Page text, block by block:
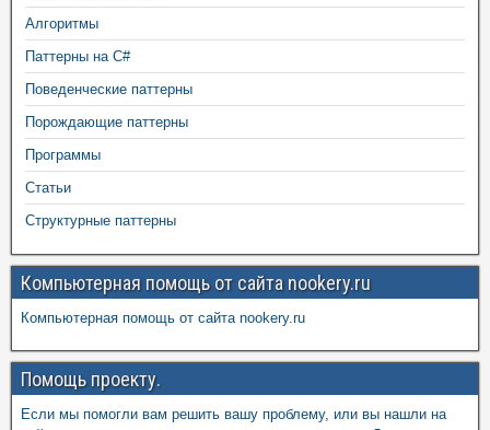
Алгоритмы
Паттерны на C#
Поведенческие паттерны
Порождающие паттерны
Программы
Статьи
Структурные паттерны
Компьютерная помощь от сайта nookery.ru
Компьютерная помощь от сайта nookery.ru
Помощь проекту.
Если мы помогли вам решить вашу проблему, или вы нашли на